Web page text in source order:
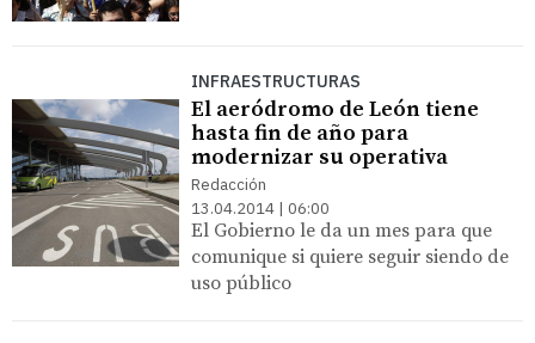
INFRAESTRUCTURAS
El aeródromo de León tiene
hasta fin de año para
modernizar su operativa
Redacción
13.04.2014 | 06:00
El Gobierno le da un mes para que
comunique si quiere seguir siendo de
uso público